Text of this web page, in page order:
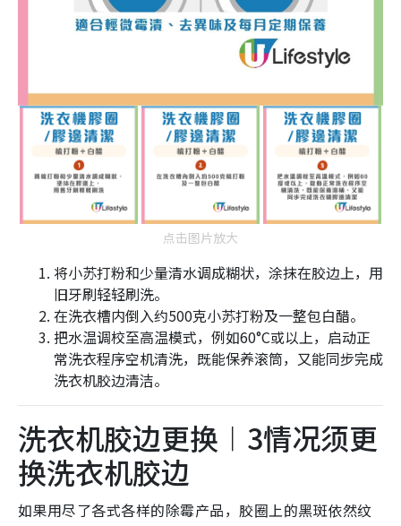
点击图片放大
将小苏打粉和少量清水调成糊状，涂抹在胶边上，用
旧牙刷轻轻刷洗。
在洗衣槽内倒入约500克小苏打粉及一整包白醋。
把水温调校至高温模式，例如60°C或以上，启动正
常洗衣程序空机清洗，既能保养滚筒，又能同步完成
洗衣机胶边清洁。
洗衣机胶边更换︱3情况须更
换洗衣机胶边
如果用尽了各式各样的除霉产品，胶圈上的黑斑依然纹